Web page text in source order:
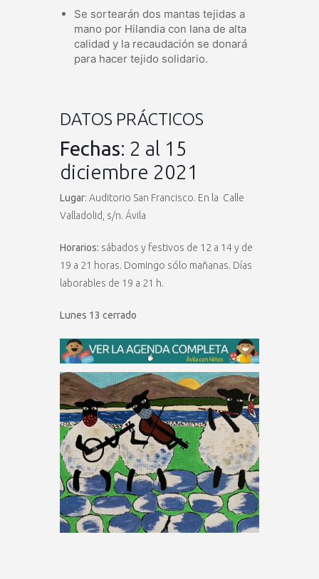
Se sortearán dos mantas tejidas a
mano por Hilandia con lana de alta
calidad y la recaudación se donará
para hacer tejido solidario.
DATOS PRÁCTICOS
Fechas: 2 al 15
diciembre 2021
Lugar: Auditorio San Francisco. En la Calle
Valladolid, s/n. Ávila
Horarios: sábados y festivos de 12 a 14 y de
19 a 21 horas. Domingo sólo mañanas. Días
laborables de 19 a 21 h.
Lunes 13 cerrado